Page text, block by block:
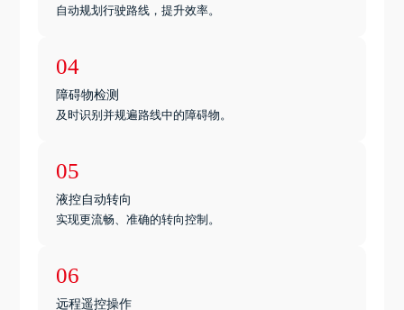
自动规划行驶路线，提升效率。
04
障碍物检测
及时识别并规遍路线中的障碍物。
05
液控自动转向
实现更流畅、准确的转向控制。
06
远程遥控操作